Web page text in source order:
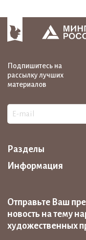
Подпишитесь на
рассылку лучших
материалов
Разделы
Информация
Отправьте Ваш
новость на тему
художественных